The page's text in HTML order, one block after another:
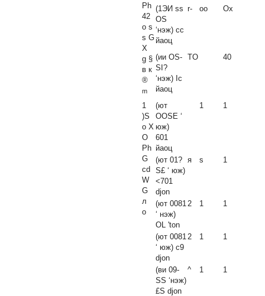
Ph
42
о s
s G
X
g §
в к
®
m
(1ЭИ ss
OS
‘нэж) cc
йаоц
r- oo Ox
(ии OS-
SI?
‘нэж) Ic
йаоц
TO 40
1
)S
о X
О
Ph
G
cd
W
G
л
о
(ют
OOSE ‘
юж)
601
йаоц
1 1
(ют 01?
S£ ‘ юж)
<701
djon
я s 1
(ют 0081
‘ нэж)
OL 'ton
2 1 1
(ют 0081
‘ юж) c9
djon
2 1 1
(ви 09-
SS ‘нэж)
£S djon
^ 1 1